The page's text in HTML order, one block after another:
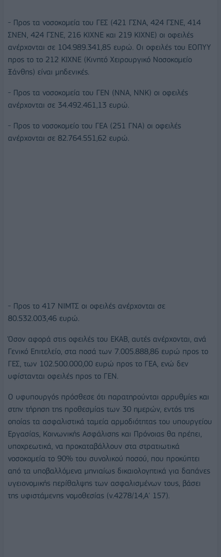
- Προς τα νοσοκομεία του ΓΕΣ (421 ΓΣΝΑ, 424 ΓΣΝΕ, 414
ΣΝΕΝ, 424 ΓΣΝΕ, 216 ΚΙΧΝΕ και 219 ΚΙΧΝΕ) οι οφειλές
ανέρχονται σε 104.989.341,85 ευρώ. Οι οφειλές του ΕΟΠΥΥ
προς το το 212 ΚΙΧΝΕ (Κινητό Χειρουργικό Νοσοκομείο
Ξάνθης) είναι μηδενικές.
- Προς τα νοσοκομεία του ΓΕΝ (ΝΝΑ, ΝΝΚ) οι οφειλές
ανέρχονται σε 34.492.461,13 ευρώ.
- Προς το νοσοκομείο του ΓΕΑ (251 ΓΝΑ) οι οφειλές
ανέρχονται σε 82.764.551,62 ευρώ.
- Προς το 417 ΝΙΜΤΣ οι οφειλές ανέρχονται σε
80.532.003,46 ευρώ.
Όσον αφορά στις οφειλές του ΕΚΑΒ, αυτές ανέρχονται, ανά
Γενικό Επιτελείο, στα ποσά των 7.005.888,86 ευρώ προς το
ΓΕΣ, των 102.500.000,00 ευρώ προς το ΓΕΑ, ενώ δεν
υφίστανται οφειλές προς το ΓΕΝ.
Ο υφυπουργός πρόσθεσε ότι παρατηρούνται αρρυθμίες και
στην τήρηση της προθεσμίας των 30 ημερών, εντός της
οποίας τα ασφαλιστικά ταμεία αρμοδιότητας του υπουργείου
Εργασίας, Κοινωνικής Ασφάλισης και Πρόνοιας θα πρέπει,
υποχρεωτικά, να προκαταβάλλουν στα στρατιωτικά
νοσοκομεία το 90% του συνολικού ποσού, που προκύπτει
από τα υποβαλλόμενα μηνιαίως δικαιολογητικά για δαπάνες
υγειονομικής περίθαλψης των ασφαλισμένων τους, βάσει
της υφιστάμενης νομοθεσίας (ν.4278/14,Α' 157).